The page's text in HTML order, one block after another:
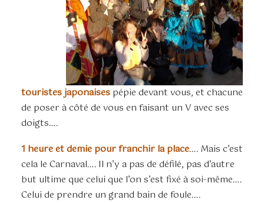
touristes japonaises pépie devant vous, et chacune
de poser à côté de vous en faisant un V avec ses
doigts….
1 heure et demie pour franchir la place…. Mais c’est
cela le Carnaval…. Il n’y a pas de défilé, pas d’autre
but ultime que celui que l’on s’est fixé à soi-même….
Celui de prendre un grand bain de foule….